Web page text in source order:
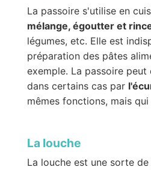
La passoire s'utilise en
mélange, égoutter et
légumes, etc. Elle est
préparation des pâtes
exemple. La passoire peut
dans certains cas par
mêmes fonctions, mais
La louche
La louche est une sorte